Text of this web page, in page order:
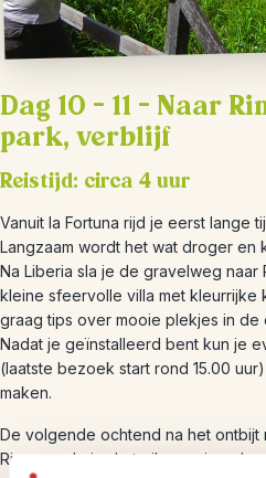
Dag 10 – 11 – Naar
park, verblijf
Reistijd: circa 4 uur
Vanuit la Fortuna rijd je eerst lange
Langzaam wordt het wat droger en
Na Liberia sla je de gravelweg naar
kleine sfeervolle villa met kleurrijke
graag tips over mooie plekjes in
Nadat je geïnstalleerd bent kun je
(laatste bezoek start rond 15.00
maken.
De volgende ochtend na het ontbijt
Rincon volg je de trails op eigen